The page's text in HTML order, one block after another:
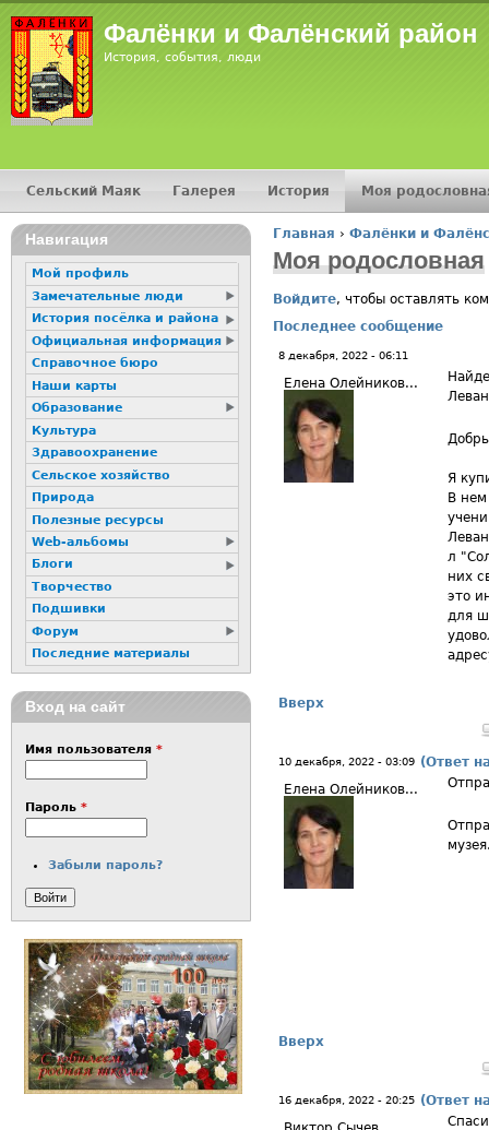
Фалёнки и Фалёнский район
История, события, люди
Вы здесь
Главная › Фалёнки и
Моя родословная
Войдите, чтобы оставлять
Последнее сообщение
8 декабря, 2022 - 06:11
Елена Олейников...
Я
В
л
них
это
для
Вверх
10 декабря, 2022 - 03:09 (Ответ
Елена Олейников...
Вверх
16 декабря, 2022 - 20:25 (Ответ
Главное меню
Сельский Маяк Галерея История Моя
16+
Навигация
Мой профиль
Замечательные люди
История посёлка и района
Официальная информация
Справочное бюро
Наши карты
Образование
Культура
Здравоохранение
Сельское хозяйство
Природа
Полезные ресурсы
Web-альбомы
Блоги
Творчество
Подшивки
Форум
Последние материалы
Вход на сайт
Имя пользователя *
Пароль *
Забыли пароль?